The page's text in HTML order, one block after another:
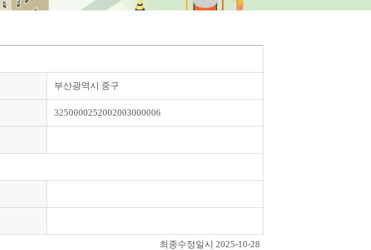
부산광역시 중구
3250000252002003000006
최종수정일시 2025-10-28